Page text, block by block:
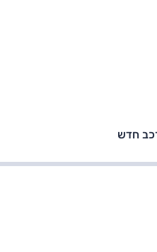
חדשטויוטה ראב 4, קיה
ויונדאי